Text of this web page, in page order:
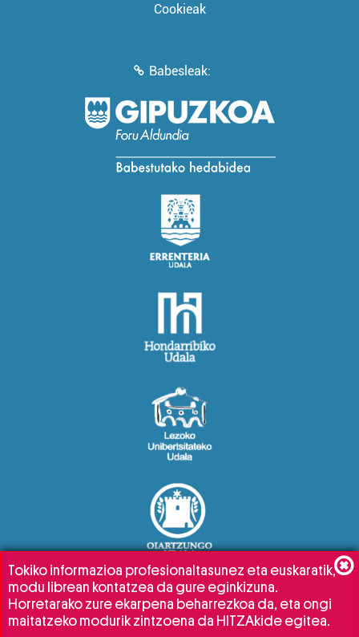
Cookieak
Babesleak:
Tokiko informazioa profesionaltasunez eta euskaratik,
modu librean kontatzea da gure eginkizuna.
Horretarako zure ekarpena beharrezkoa da, eta ongi
maitatzeko modurik zintzoena da HITZAkide egitea.